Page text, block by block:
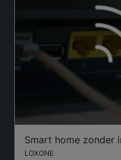
Smart home zonder
LOXONE